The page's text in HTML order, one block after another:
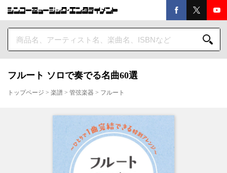
フルート ソロで奏でる名曲60選
トップページ > 楽譜 > 管弦楽器 > フルート